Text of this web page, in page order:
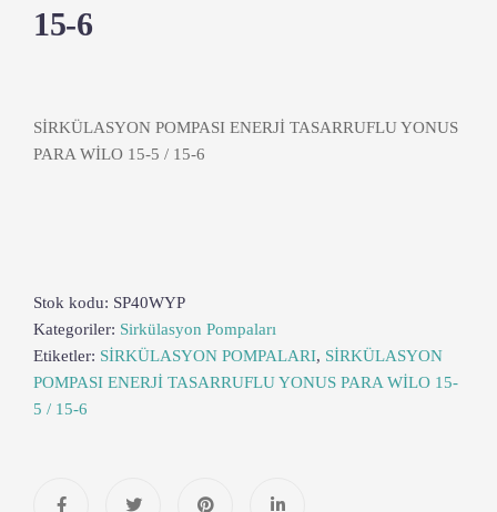
15-6
SİRKÜLASYON POMPASI ENERJİ TASARRUFLU YONUS
PARA WİLO 15-5 / 15-6
Stok kodu: SP40WYP
Kategoriler: Sirkülasyon Pompaları
Etiketler: SİRKÜLASYON POMPALARI, SİRKÜLASYON
POMPASI ENERJİ TASARRUFLU YONUS PARA WİLO 15-
5 / 15-6